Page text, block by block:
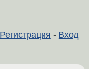
Регистрация - Вход